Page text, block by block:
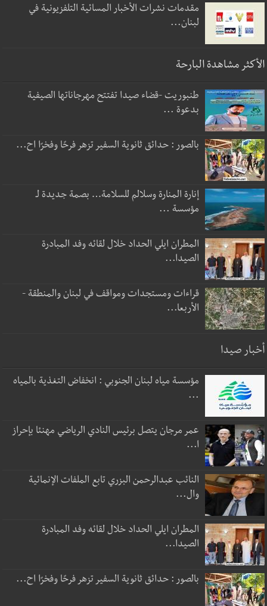
مقدمات نشرات الأخبار المسائية التلفزيونية في
لبنان...
الأكثر مشاهدة البارحة
طنبوريت -قضاء صيدا تفتتح مهرجاناتها الصيفية
بدعوة ...
بالصور : حدائق ثانوية السفير تزهر فرحًا وفخرًا اح...
إنارة المنارة وسلالم للسلامة… بصمة جديدة لـ
مؤسسة ...
المطران ايلي الحداد خلال لقائه وفد المبادرة
الصيدا...
قراءات ومستجدات ومواقف في لبنان والمنطقة -
الأربعا...
أخبار صيدا
مؤسسة مياه لبنان الجنوبي : انخفاض التغذية بالمياه
...
عمر مرجان يتصل برئيس النادي الرياضي مهنئا بإحراز
ا...
النائب عبدالرحمن البزري تابع الملفات الإنمائية
وال...
المطران ايلي الحداد خلال لقائه وفد المبادرة
الصيدا...
بالصور : حدائق ثانوية السفير تزهر فرحًا وفخرًا اح...